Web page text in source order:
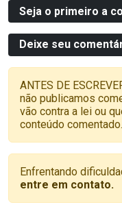
Seja o primeiro a
Deixe seu
ANTES DE
não publicamos
vão contra a lei ou
conteúdo comentado.
Enfrentando
entre em contato.